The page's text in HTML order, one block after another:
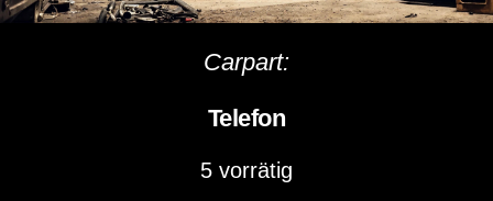
Carpart:
Telefon
5 vorrätig